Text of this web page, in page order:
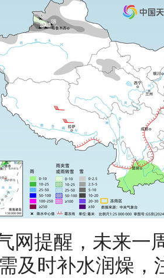
网提醒，未来一
及时补水润燥，